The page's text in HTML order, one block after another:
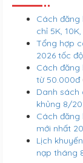
Cách đăng
chỉ 5K,
Tổng hợp
2026 tốc
Cách đăng
từ 50.000đ
Danh sách
khủng 8/
Cách đăng
mới nhất
Lịch
nạp tháng